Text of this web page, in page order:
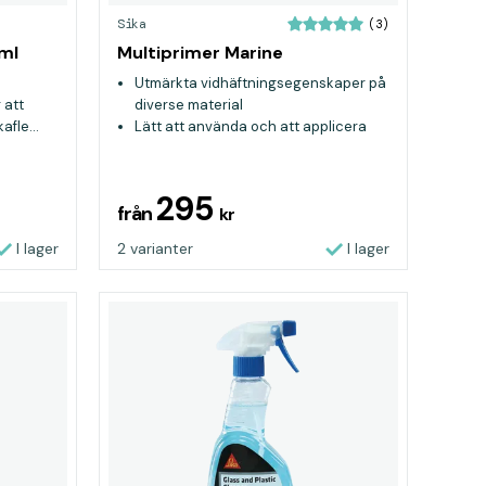
att
I lager
Sika (3)
Multiprimer Marine
Utmärkta vidhäftningsegenskaper på
diverse material
Lätt att använda och att applicera
från 295 kr
2 varianter I lager